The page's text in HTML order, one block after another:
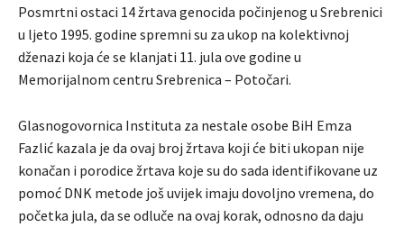
Posmrtni ostaci 14 žrtava genocida počinjenog u Srebrenici
u ljeto 1995. godine spremni su za ukop na kolektivnoj
dženazi koja će se klanjati 11. jula ove godine u
Memorijalnom centru Srebrenica – Potočari.
Glasnogovornica Instituta za nestale osobe BiH Emza
Fazlić kazala je da ovaj broj žrtava koji će biti ukopan nije
konačan i porodice žrtava koje su do sada identifikovane uz
pomoć DNK metode još uvijek imaju dovoljno vremena, do
početka jula, da se odluče na ovaj korak, odnosno da daju